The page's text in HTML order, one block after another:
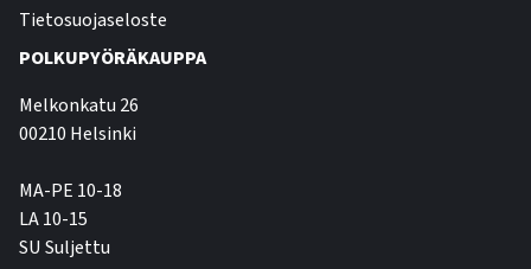
Tietosuojaseloste
POLKUPYÖRÄKAUPPA
Melkonkatu 26
00210 Helsinki
MA-PE 10-18
LA 10-15
SU Suljettu